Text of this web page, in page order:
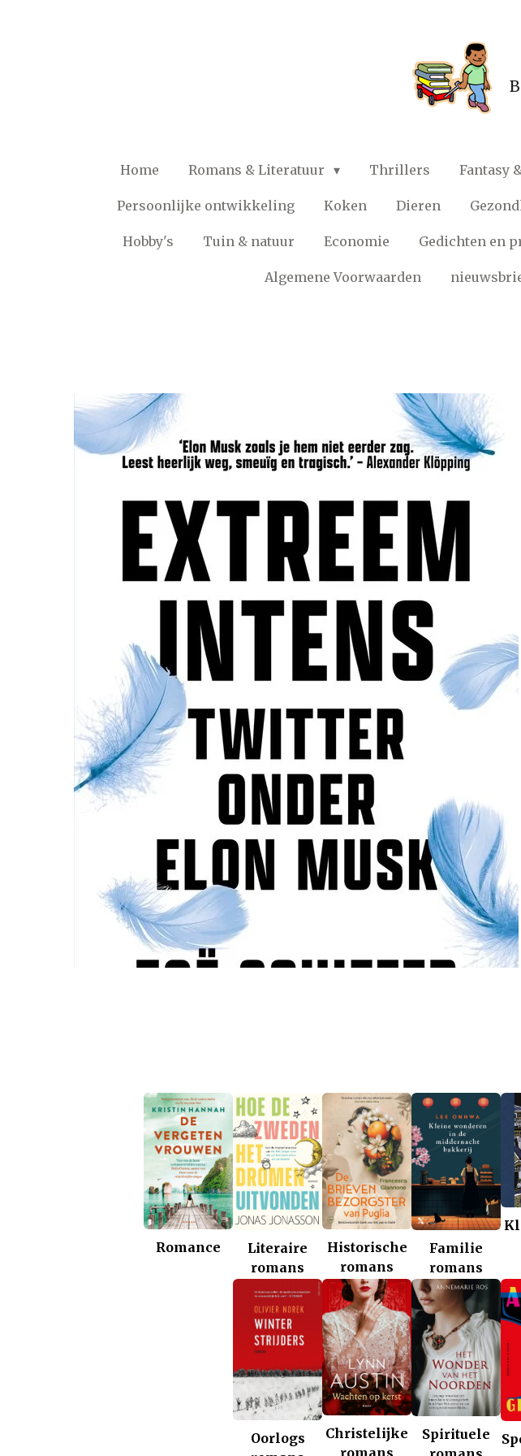
Home Romans & Literatuur Thrillers Fantasy
Persoonlijke ontwikkeling Koken Dieren
Hobby's Tuin & natuur Economie Gedichten en
Algemene Voorwaarden
Romance
Literaire
romans
Historische
romans
Familie
romans
Oorlogs
Christelijke
Spirituele